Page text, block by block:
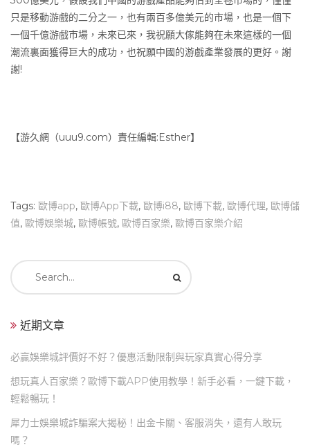
只是移動游戲的二分之一，也有兩百多億美元的市場，也是一個下
一個千億游戲市場，未來已來，我祝願大傢能夠在未來這樣的一個
潮流裏面獲得巨大的成功，也祝願中國的游戲產業發展的更好。謝
謝!
【游久網（uuu9.com）責任編輯:Esther】
Tags: 歐博app, 歐博App下載, 歐博i88, 歐博下載, 歐博代理, 歐博儲
值, 歐博娛樂城, 歐博帳號, 歐博百家樂, 歐博百家樂介紹
Search
for:
近期文章
必贏娛樂城評價好不好？優惠活動限制與玩家真實心得分享
想玩真人百家樂？歐博下載APP使用教學！新手必看，一鍵下載，
輕鬆暢玩！
犀力士娛樂城詐騙案大揭秘！出金卡關、客服消失，還有人敢玩
嗎？